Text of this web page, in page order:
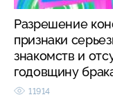
Разрешение
признаки
знакомств и
годовщину
11914